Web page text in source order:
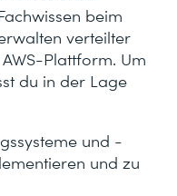
beim
verteilter
Plattform. Um
du in der Lage
und -
und zu